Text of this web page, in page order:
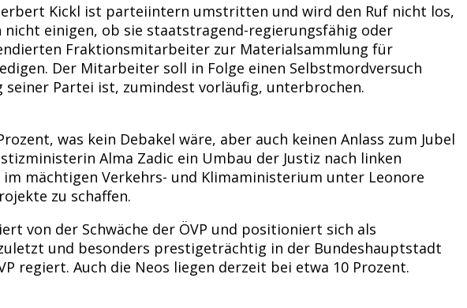
Kickl ist parteiintern umstritten und wird den Ruf nicht los,
einigen, ob sie staatstragend-regierungsfähig oder
Fraktionsmitarbeiter zur Materialsammlung für
Der Mitarbeiter soll in Folge einen Selbstmordversuch
Partei ist, zumindest vorläufig, unterbrochen.
was kein Debakel wäre, aber auch keinen Anlass zum Jubel
Alma Zadic ein Umbau der Justiz nach linken
mächtigen Verkehrs- und Klimaministerium unter Leonore
zu schaffen.
von der Schwäche der ÖVP und positioniert sich als
und besonders prestigeträchtig in der Bundeshauptstadt
regiert. Auch die Neos liegen derzeit bei etwa 10 Prozent.